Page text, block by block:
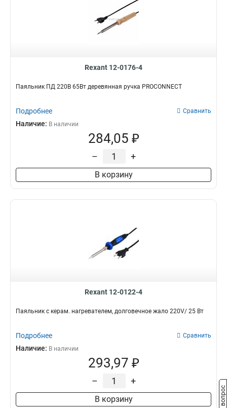
Rexant 12-0176-4
Паяльник ПД 220В 65Вт деревянная ручка PROCONNECT
Подробнее Сравнить
Наличие: В наличии
284,05 ₽
– +
В корзину
Rexant 12-0122-4
Паяльник с керам. нагревателем, долговечное жало 220V/ 25 Вт
Подробнее Сравнить
Наличие: В наличии
293,97 ₽
– +
В корзину